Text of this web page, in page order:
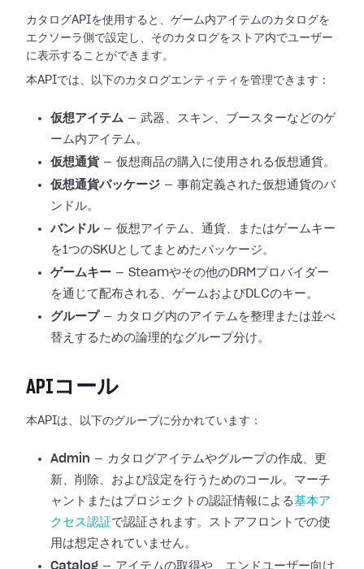
カタログAPIを使用すると、ゲーム内アイテムのカタログを
エクソーラ側で設定し、そのカタログをストア内でユーザー
に表示することができます。
本APIでは、以下のカタログエンティティを管理できます：
仮想アイテム — 武器、スキン、ブースターなどのゲ
ーム内アイテム。
仮想通貨— 仮想商品の購入に使用される仮想通貨。
仮想通貨パッケージ — 事前定義された仮想通貨のバ
ンドル。
バンドル— 仮想アイテム、通貨、またはゲームキー
を1つのSKUとしてまとめたパッケージ。
ゲームキー — Steamやその他のDRMプロバイダー
を通じて配布される、ゲームおよびDLCのキー。
グループ — カタログ内のアイテムを整理または並べ
替えするための論理的なグループ分け。
APIコール
本APIは、以下のグループに分かれています：
Admin — カタログアイテムやグループの作成、更
新、削除、および設定を行うためのコール。マーチ
ャントまたはプロジェクトの認証情報による基本ア
クセス認証で認証されます。ストアフロントでの使
用は想定されていません。
Catalog — アイテムの取得や、エンドユーザー向け